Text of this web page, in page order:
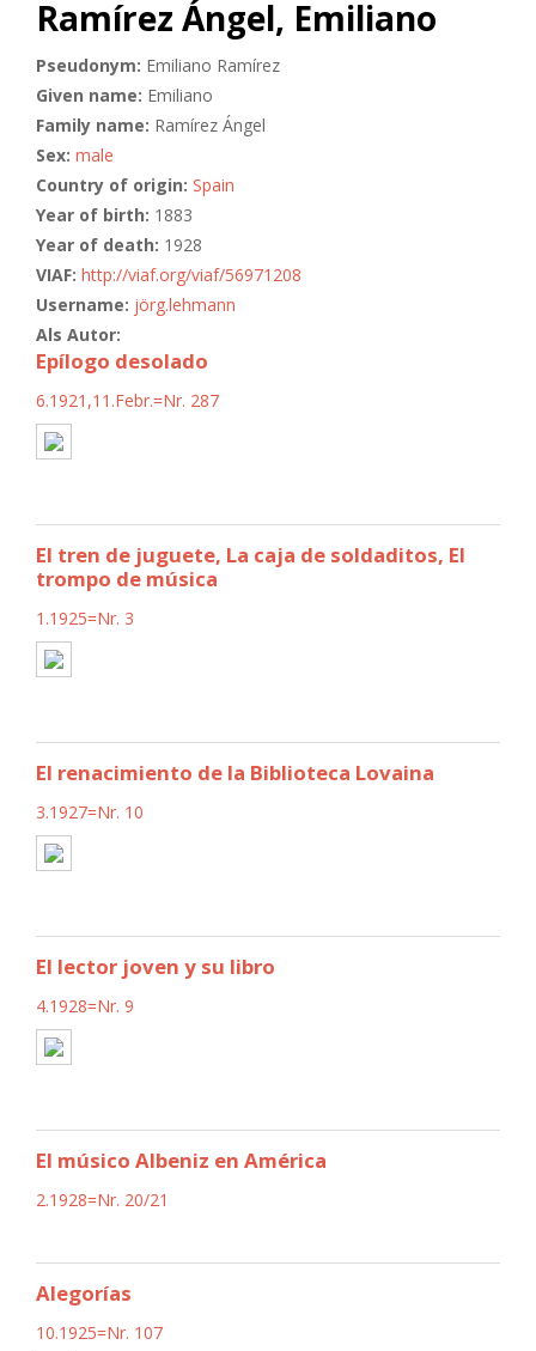
Ramírez Ángel, Emiliano
Pseudonym: Emiliano Ramírez
Given name: Emiliano
Family name: Ramírez Ángel
Sex: male
Country of origin: Spain
Year of birth: 1883
Year of death: 1928
VIAF: http://viaf.org/viaf/56971208
Username: jörg.lehmann
Als Autor:
Epílogo desolado
6.1921,11.Febr.=Nr. 287
El tren de juguete, La caja de soldaditos, El
trompo de música
1.1925=Nr. 3
El renacimiento de la Biblioteca Lovaina
3.1927=Nr. 10
El lector joven y su libro
4.1928=Nr. 9
El músico Albeniz en América
2.1928=Nr. 20/21
Alegorías
10.1925=Nr. 107